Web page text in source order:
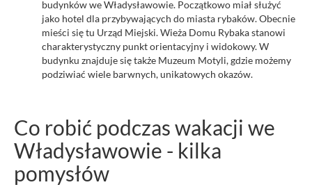
budynków we Władysławowie. Początkowo miał służyć
jako hotel dla przybywających do miasta rybaków. Obecnie
mieści się tu Urząd Miejski. Wieża Domu Rybaka stanowi
charakterystyczny punkt orientacyjny i widokowy. W
budynku znajduje się także Muzeum Motyli, gdzie możemy
podziwiać wiele barwnych, unikatowych okazów.
Co robić podczas wakacji we
Władysławowie - kilka
pomysłów